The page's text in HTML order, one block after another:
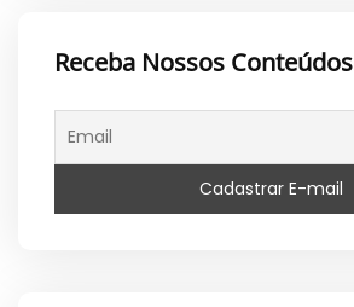
Receba Nossos Conteúdos